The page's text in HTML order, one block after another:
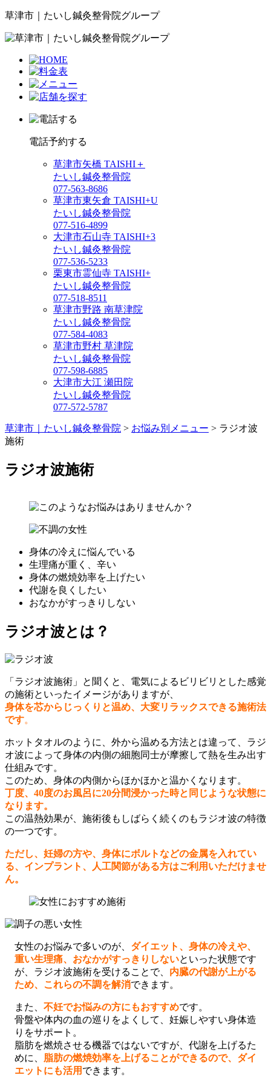
草津市｜たいし鍼灸整骨院グループ
電話予約する
草津市矢橋 TAISHI＋
たいし鍼灸整骨院
077-563-8686
草津市東矢倉 TAISHI+U
たいし鍼灸整骨院
077-516-4899
大津市石山寺 TAISHI+3
たいし鍼灸整骨院
077-536-5233
栗東市霊仙寺 TAISHI+
たいし鍼灸整骨院
077-518-8511
草津市野路 南草津院
たいし鍼灸整骨院
077-584-4083
草津市野村 草津院
たいし鍼灸整骨院
077-598-6885
大津市大江 瀬田院
たいし鍼灸整骨院
077-572-5787
草津市｜たいし鍼灸整骨院 > お悩み別メニュー > ラジオ波
施術
ラジオ波施術
身体の冷えに悩んでいる
生理痛が重く、辛い
身体の燃焼効率を上げたい
代謝を良くしたい
おなかがすっきりしない
ラジオ波とは？
「ラジオ波施術」と聞くと、電気によるビリビリとした感覚
の施術といったイメージがありますが、
身体を芯からじっくりと温め、大変リラックスできる施術法
です。
ホットタオルのように、外から温める方法とは違って、ラジ
オ波によって身体の内側の細胞同士が摩擦して熱を生み出す
仕組みです。
このため、身体の内側からほかほかと温かくなります。
丁度、40度のお風呂に20分間浸かった時と同じような状態に
なります。
この温熱効果が、施術後もしばらく続くのもラジオ波の特徴
の一つです。
ただし、妊婦の方や、身体にボルトなどの金属を入れてい
る、インプラント、人工関節がある方はご利用いただけませ
ん。
女性のお悩みで多いのが、 ダイエット、身体の冷えや、
重い生理痛、おなかがすっきりしないといった状態です
が、ラジオ波施術を受けることで、 内臓の代謝が上がる
ため、これらの不調を解消できます。
また、 不妊でお悩みの方にもおすすめです。
骨盤や体内の血の巡りをよくして、妊娠しやすい身体造
りをサポート。
脂肪を燃焼させる機器ではないですが、代謝を上げるた
めに、 脂肪の燃焼効率を上げることができるので、ダイ
エットにも活用 できます。